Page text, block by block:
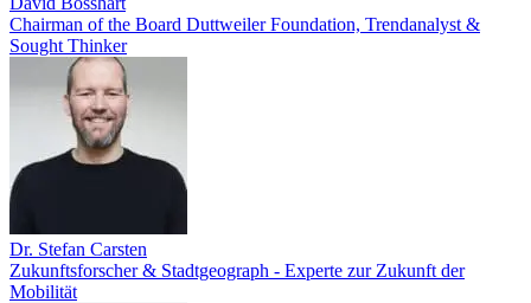
Chairman of the Board Duttweiler Foundation, Trendanalyst &
Sought Thinker
Dr. Stefan Carsten
Zukunftsforscher & Stadtgeograph - Experte zur Zukunft der
Mobilität